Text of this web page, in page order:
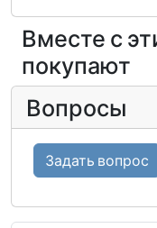
Вместе с
покупают
Вопросы
Задать вопрос